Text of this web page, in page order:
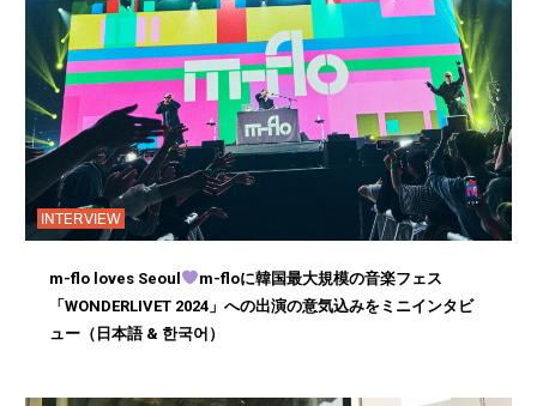
INTERVIEW
m-flo loves Seoul
m-floに韓国最大規模の音楽フェス
「WONDERLIVET 2024」への出演の意気込みをミニインタビ
ュー（日本語 & 한국어）